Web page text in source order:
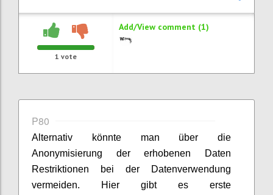
1 vote
Add/View comment (1)
P80
Alternativ könnte man über die
Anonymisierung der erhobenen Daten
Restriktionen bei der Datenverwendung
vermeiden. Hier gibt es erste